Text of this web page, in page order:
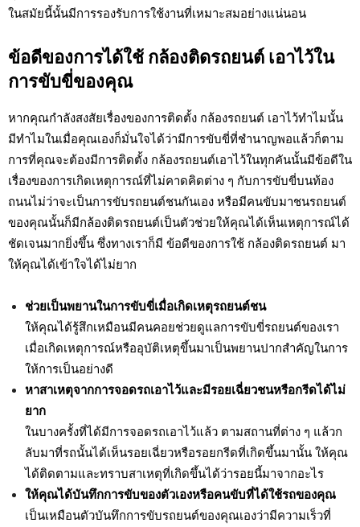
ในสมัยนี้นั้นมีการรองรับการใช้งานที่เหมาะสมอย่างแน่นอน
ข้อดีของการได้ใช้ กล้องติดรถยนต์ เอาไว้ใน
การขับขี่ของคุณ
หากคุณกำลังสงสัยเรื่องของการติดตั้ง กล้องรถยนต์ เอาไว้ทำไมนั้น
มีทำไมในเมื่อคุณเองก็มั่นใจได้ว่ามีการขับขี่ที่ชำนาญพอแล้วก็ตาม
การที่คุณจะต้องมีการติดตั้ง กล้องรถยนต์เอาไว้ในทุกคันนั้นมีข้อดีใน
เรื่องของการเกิดเหตุการณ์ที่ไม่คาดคิดต่าง ๆ กับการขับขี่บนท้อง
ถนนไม่ว่าจะเป็นการขับรถยนต์ชนกันเอง หรือมีคนขับมาชนรถยนต์
ของคุณนั้นก็มีกล้องติดรถยนต์เป็นตัวช่วยให้คุณได้เห็นเหตุการณ์ได้
ชัดเจนมากยิ่งขึ้น ซึ่งทางเราก็มี ข้อดีของการใช้ กล้องติดรถยนต์ มา
ให้คุณได้เข้าใจได้ไม่ยาก
ช่วยเป็นพยานในการขับขี่เมื่อเกิดเหตุรถยนต์ชน
ให้คุณได้รู้สึกเหมือนมีคนคอยช่วยดูแลการขับขี่รถยนต์ของเรา
เมื่อเกิดเหตุการณ์หรืออุบัติเหตุขึ้นมาเป็นพยานปากสำคัญในการ
ให้การเป็นอย่างดี
หาสาเหตุจากการจอดรถเอาไว้และมีรอยเฉี่ยวชนหรือกรีดได้ไม่
ยาก
ในบางครั้งที่ได้มีการจอดรถเอาไว้แล้ว ตามสถานที่ต่าง ๆ แล้วก
ลับมาที่รถนั้นได้เห็นรอยเฉี่ยวหรือรอยกรีดที่เกิดขึ้นมานั้น ให้คุณ
ได้ติดตามและทราบสาเหตุที่เกิดขึ้นได้ว่ารอยนี้มาจากอะไร
ให้คุณได้บันทึกการขับของตัวเองหรือคนขับที่ได้ใช้รถของคุณ
เป็นเหมือนตัวบันทึกการขับรถยนต์ของคุณเองว่ามีความเร็วที่